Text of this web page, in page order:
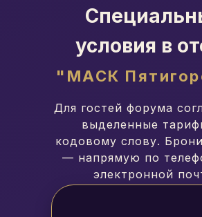
условия в
"МАСК
Для гостей форума
выделенные
кодовому слову.
— напрямую по
электронной